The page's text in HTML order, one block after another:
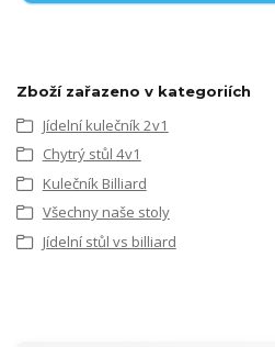
Zboží zařazeno v kategoriích
Jídelní kulečník 2v1
Chytrý stůl 4v1
Kulečník Billiard
Všechny naše stoly
Jídelní stůl vs billiard